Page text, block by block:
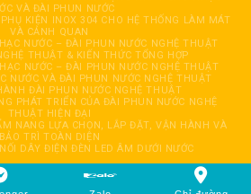
VÀ ĐÀI PHUN NƯỚC
KIỆN INOX 304 CHO HỆ THỐNG LÀM MÁT
VÀ CẢNH QUAN
NƯỚC – ĐÀI PHUN NƯỚC NGHỆ THUẬT
THUẬT & KIẾN THỨC TỔNG HỢP
NƯỚC – ĐÀI PHUN NƯỚC NGHỆ THUẬT
NƯỚC VÀ ĐÀI PHUN NƯỚC NGHỆ THUẬT
ĐÀI PHUN NƯỚC NGHỆ THUẬT
PHÁT TRIỂN CỦA ĐÀI PHUN NƯỚC NGHỆ
THUẬT HIỆN ĐẠI
NANG LỰA CHỌN, LẮP ĐẶT, VẬN HÀNH VÀ
BẢO TRÌ TOÀN DIỆN
DÂY ĐIỆN ĐÈN LED ÂM DƯỚI NƯỚC
TNHH TỰ ĐỘNG HOÁ GIẢI TRÍ HẢI ĐĂNG. All
Design byHaiDang